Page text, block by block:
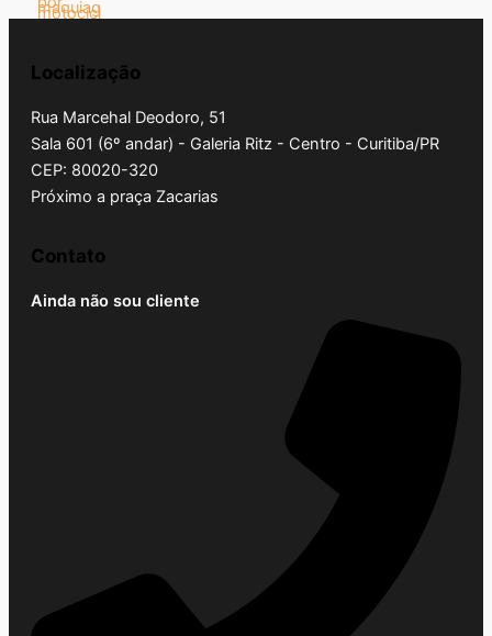
Localização
Rua Marcehal Deodoro, 51
Sala 601 (6º andar) - Galeria Ritz - Centro - Curitiba/PR
CEP: 80020-320
Próximo a praça Zacarias
Contato
Ainda não sou cliente